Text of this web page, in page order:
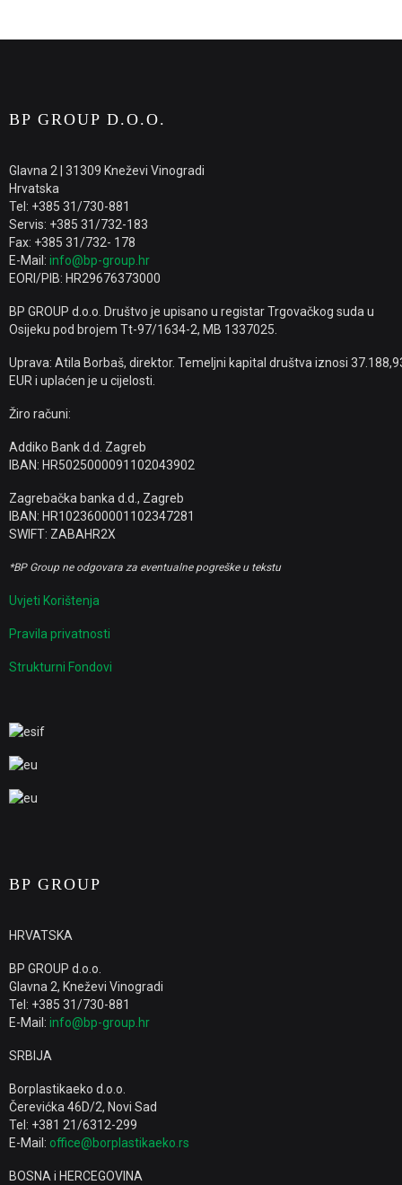
BP GROUP D.O.O.
Glavna 2 | 31309 Kneževi Vinogradi
Hrvatska
Tel: +385 31/730-881
Servis: +385 31/732-183
Fax: +385 31/732- 178
E-Mail: info@bp-group.hr
EORI/PIB: HR29676373000
BP GROUP d.o.o. Društvo je upisano u registar Trgovačkog suda u
Osijeku pod brojem Tt-97/1634-2, MB 1337025.
Uprava: Atila Borbaš, direktor. Temeljni kapital društva iznosi
EUR i uplaćen je u cijelosti.
Žiro računi:
Addiko Bank d.d. Zagreb
IBAN: HR5025000091102043902
Zagrebačka banka d.d., Zagreb
IBAN: HR1023600001102347281
SWIFT: ZABAHR2X
*BP Group ne odgovara za eventualne pogreške u tekstu
Uvjeti Korištenja
Pravila privatnosti
Strukturni Fondovi
BP GROUP
HRVATSKA
BP GROUP d.o.o.
Glavna 2, Kneževi Vinogradi
Tel: +385 31/730-881
E-Mail: info@bp-group.hr
SRBIJA
Borplastikaeko d.o.o.
Čerevićka 46D/2, Novi Sad
Tel: +381 21/6312-299
E-Mail: office@borplastikaeko.rs
BOSNA i HERCEGOVINA